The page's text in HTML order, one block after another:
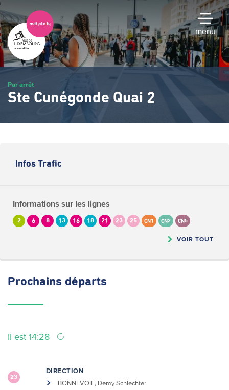
Passer
au
contenu
principal
menu
Par arrêt
Ste Cunégonde Quai 2
Infos Trafic
Informations sur les lignes
2 6 8 13 16 18 21 23 25 CN1 CN2 CN5
VOIR TOUT
Prochains départs
Il est 14:28
23
DIRECTION
BONNEVOIE, Demy Schlechter